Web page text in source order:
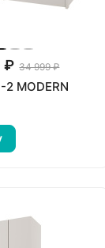
₽ 34 999 ₽
MODERN